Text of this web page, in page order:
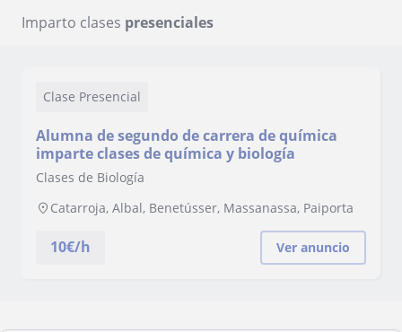
Imparto clases presenciales
Clase Presencial
Alumna de segundo de carrera de química
imparte clases de química y biología
Clases de Biología
Catarroja, Albal, Benetússer, Massanassa, Paiporta
10€/h Ver anuncio